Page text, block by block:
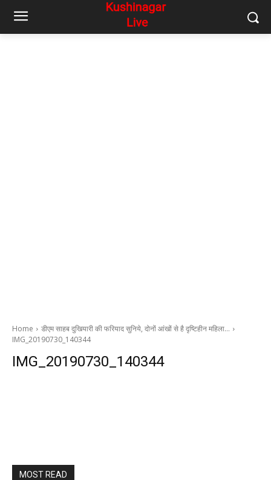
Home
डीएम साहब दुखियारी की फरियाद सुनिये, दोनों आंखों से है दृष्टिहीन महिला…
IMG_20190730_140344
IMG_20190730_140344
MOST READ